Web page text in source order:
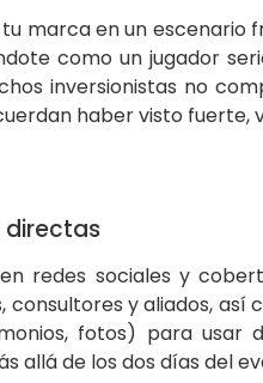
marca en un escenario
como un jugador
inversionistas no
haber visto fuerte,
directas
redes sociales y
consultores y aliados, así
fotos) para usar
allá de los dos días del